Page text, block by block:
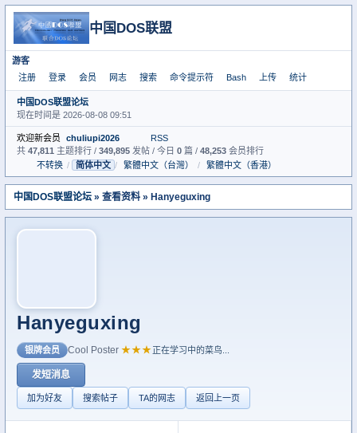
中国DOS联盟
游客
注册
登录 会员 网志 搜索 命令提示符 Bash 上传 统计
中国DOS联盟论坛
现在时间是 2026-08-08 09:51
欢迎新会员 chuliupi2026
RSS
共 47,811 主题排行 / 349,895 发帖 / 今日 0 篇 / 48,253 会员排行
不转换 / 简体中文 / 繁體中文（台灣） / 繁體中文（香港）
中国DOS联盟论坛 » 查看资料 » Hanyeguxing
Hanyeguxing
银牌会员 Cool Poster ★★★正在学习中的菜鸟...
发短消息
加为好友 搜索帖子 TA的网志 返回上一页